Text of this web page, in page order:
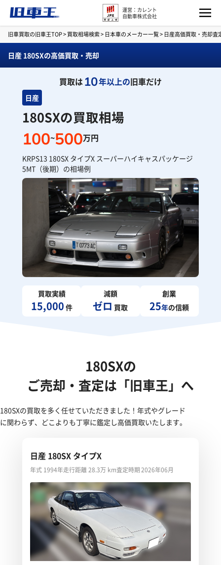
運営：カレント
自動車株式会社
旧車買取の旧車王TOP>買取相場検索> 日本車のメーカー一覧> 日産高価買取・売却査
日産 180SXの高価買取・売却
買取は10年以上の旧車だけ
日産
180SXの買取相場
100~500万円
KRPS13 180SX タイプX スーパーハイキャスパッケージ
5MT（後期）の相場例
買取実績
15,000 件
減額
ゼロ 買取
創業
25年の信頼
180SXの
ご売却・査定は「旧車王」へ
180SXの買取を多く任せていただきました！年式やグレード
に関わらず、どこよりも丁寧に鑑定し高価買取いたします。
日産 180SX タイプX
年式 1994年走行距離 28.3万 km査定時期 2026年06月